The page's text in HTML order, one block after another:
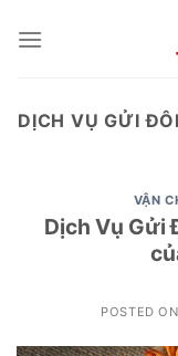
DỊCH VỤ GỬI
VẬN
Dịch Vụ Gửi
POSTED ON